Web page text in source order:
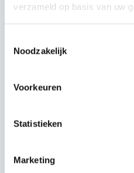
verzameld op basis van uw
Noodzakelijk
Voorkeuren
Statistieken
Marketing
OOK VOOR 3PUNT HEF